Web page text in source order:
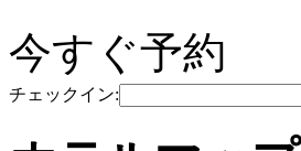
今すぐ予約
チェックイン: